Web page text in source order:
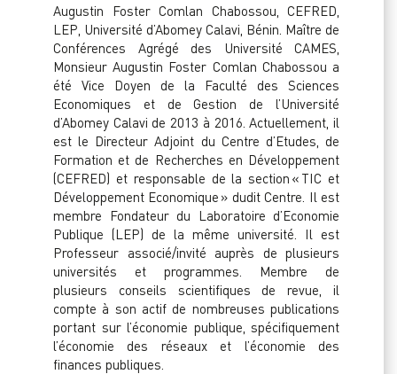
Augustin Foster Comlan Chabossou, CEFRED,
LEP, Université d’Abomey Calavi, Bénin. Maître de
Conférences Agrégé des Université CAMES,
Monsieur Augustin Foster Comlan Chabossou a
été Vice Doyen de la Faculté des Sciences
Economiques et de Gestion de l’Université
d’Abomey Calavi de 2013 à 2016. Actuellement, il
est le Directeur Adjoint du Centre d’Etudes, de
Formation et de Recherches en Développement
(CEFRED) et responsable de la section « TIC et
Développement Economique » dudit Centre. Il est
membre Fondateur du Laboratoire d’Economie
Publique (LEP) de la même université. Il est
Professeur associé/invité auprès de plusieurs
universités et programmes. Membre de
plusieurs conseils scientifiques de revue, il
compte à son actif de nombreuses publications
portant sur l’économie publique, spécifiquement
l’économie des réseaux et l’économie des
finances publiques.